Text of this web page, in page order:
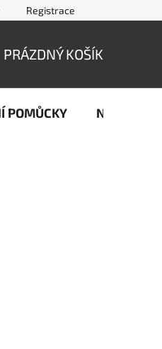
Kontakty
Registrace
PRÁZDNÝ KOŠÍK
POMŮCKY Naše